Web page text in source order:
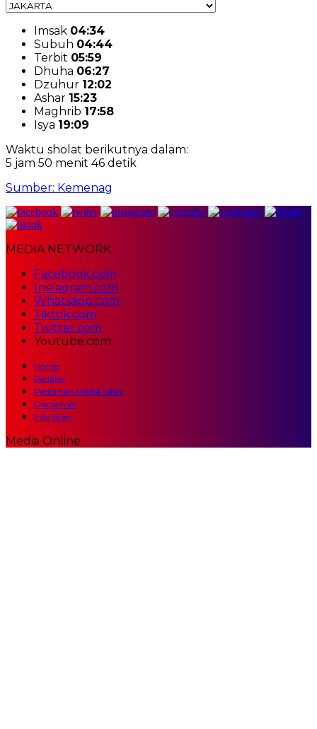
Imsak 04:34
Subuh 04:44
Terbit 05:59
Dhuha 06:27
Dzuhur 12:02
Ashar 15:23
Maghrib 17:58
Isya 19:09
Waktu sholat berikutnya dalam:
5 jam 50 menit 45 detik
Sumber: Kemenag
MEDIA NETWORK
Facebook.com
Instagram.com
Whatsapp.com
Tiktok.com
Twitter.com
Youtube.com
Home
Redaksi
Pedoman Media Siber
Disclaimer
Info Iklan
Media Online